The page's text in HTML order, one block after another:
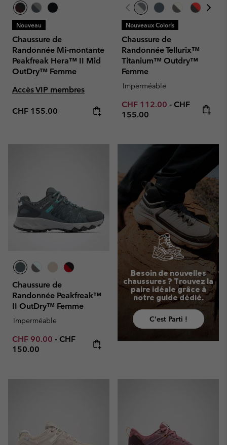
Nouveau
Chaussure de
Randonnée Mi-montante
Peakfreak Hera™ II Mid
OutDry™ Femme
Accès VIP membres
Regular price:
CHF 155.00
Nouveaux Coloris
Chaussure de
Randonnée Tellurix™
Titanium™ Outdry™
Femme
Imperméable
Minimum sale price:
CHF 112.00 - Maximum
CHF
155.00
Chaussure de
Randonnée Peakfreak™
II OutDry™ Femme
Imperméable
Minimum sale price:
CHF 90.00 - Maximum price:
CHF
150.00
Besoin de nouvelles
chaussures ? Trouvez la
paire idéale grâce à
notre guide dédié.
C'est Parti !